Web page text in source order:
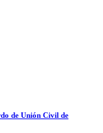
de Unión Civil de